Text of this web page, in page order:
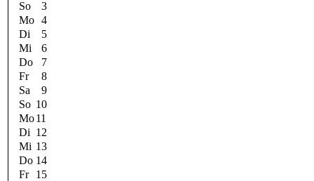
So
3
Mo 4
Di
5
Mi
6
Do
7
Fr
8
Sa
9
So 10
Mo11
Di 12
Mi 13
Do 14
Fr
15